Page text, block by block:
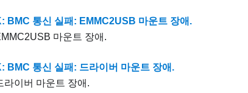
BMC 통신 실패: EMMC2USB 마운트 장애.
마운트 장애.
BMC 통신 실패: 드라이버 마운트 장애.
라이버 마운트 장애.